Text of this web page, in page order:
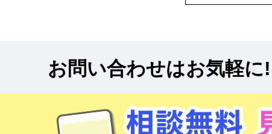
お問い合わせはお気軽に!